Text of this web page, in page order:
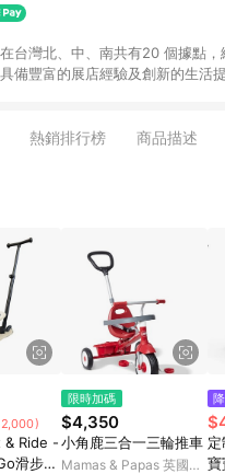
台灣北、中、南共有20 個據點
備豐富的展店經驗及創新的生活
進，並善盡企業社會責任，為人
熱銷排行榜 商品描述
& Ride -
滑步滑
限時加碼
$4,350
小角鹿三合一三輪推車
Mamas & Papas 英國第 寶